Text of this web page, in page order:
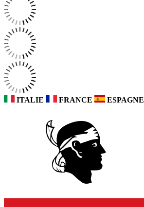
ITALIE FRANCE ESPAGNE